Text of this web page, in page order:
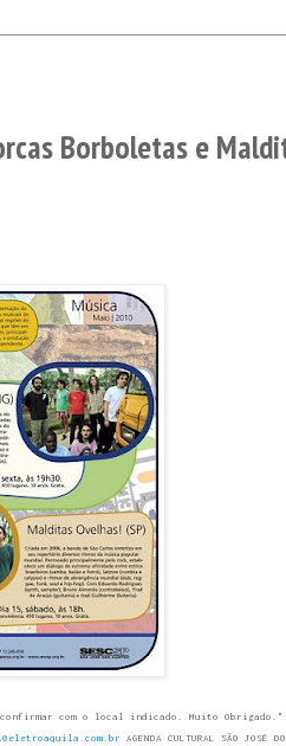
Borboletas e
com o local indicado. Muito Obrigado."
AGENDA CULTURAL SÃO JOSÉ